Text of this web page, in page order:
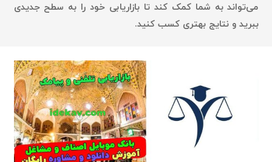
می‌تواند به شما کمک کند تا بازاریابی خود را به سطح جدیدی
ببرید و نتایج بهتری کسب کنید.